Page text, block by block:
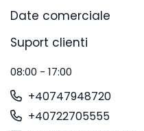
Date comerciale
Suport clienti
08:00 - 17:00
+40747948720
+40722705555